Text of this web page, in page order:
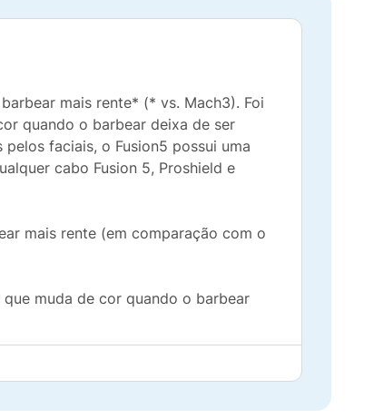
mais rente* (* vs. Mach3). Foi
quando o barbear deixa de ser
faciais, o Fusion5 possui uma
cabo Fusion 5, Proshield e
mais rente (em comparação com o
muda de cor quando o barbear
barba do jeito que você quiser